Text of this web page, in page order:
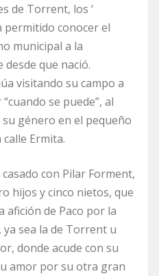
de Torrent, los ‘
permitido conocer el
municipal a la
que nació.
visitando su campo a
se puede”, al
género en el pequeño
Ermita.
con Pilar Forment,
hijos y cinco nietos, que
afición de Paco por la
sea la de Torrent u
donde acude con su
amor por su otra gran